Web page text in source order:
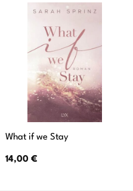
What if we Stay
14,00 €